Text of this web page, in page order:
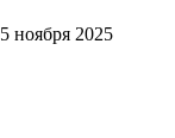
5 ноября 2025